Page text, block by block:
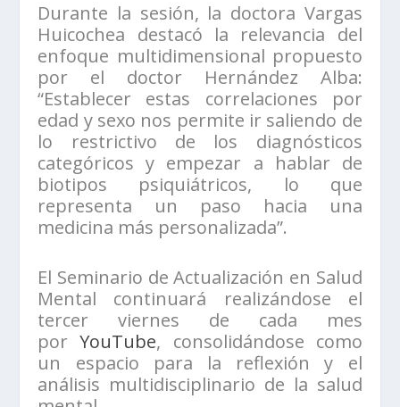
Durante la sesión, la doctora Vargas
Huicochea destacó la relevancia del
enfoque multidimensional propuesto
por el doctor Hernández Alba:
“Establecer estas correlaciones por
edad y sexo nos permite ir saliendo de
lo restrictivo de los diagnósticos
categóricos y empezar a hablar de
biotipos psiquiátricos, lo que
representa un paso hacia una
medicina más personalizada”.
El Seminario de Actualización en Salud
Mental continuará realizándose el
tercer viernes de cada mes
porYouTube, consolidándose como
un espacio para la reflexión y el
análisis multidisciplinario de la salud